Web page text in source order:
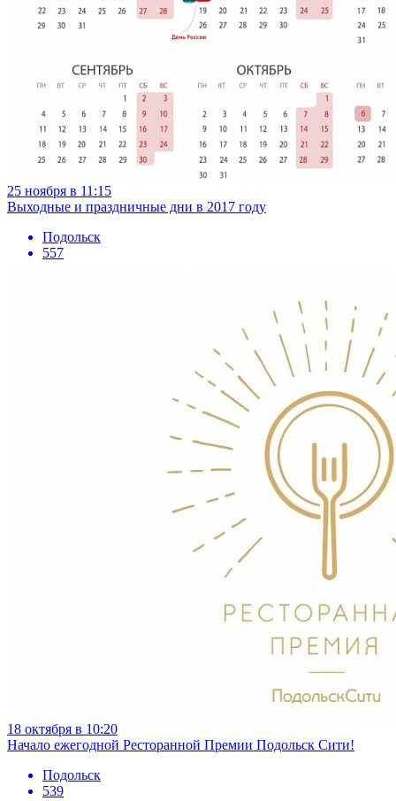
25 ноября в 11:15
Выходные и праздничные дни в 2017 году
Подольск
557
18 октября в 10:20
Начало ежегодной Ресторанной Премии Подольск Сити!
Подольск
539